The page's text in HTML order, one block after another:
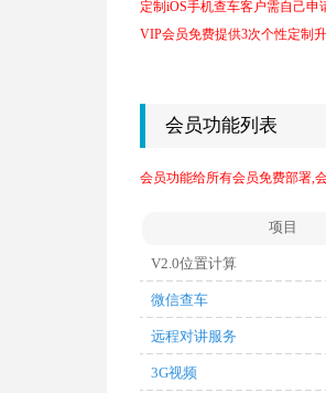
定制iOS手机查车客户需自己申
VIP会员免费提供3次个性定制
会员功能列表
会员功能给所有会员免费部署,
项目
V2.0位置计算
微信查车
远程对讲服务
3G视频